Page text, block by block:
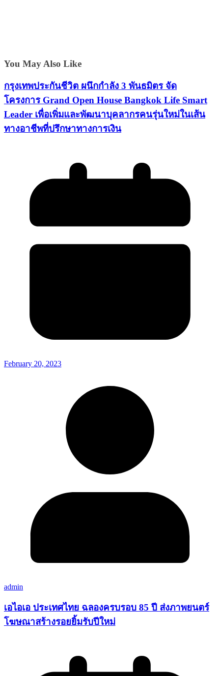
You May Also Like
กรุงเทพประกันชีวิต ผนึกกำลัง 3 พันธมิตร จัด
โครงการ Grand Open House Bangkok Life Smart
Leader เพื่อเพิ่มและพัฒนาบุคลากรคนรุ่นใหม่ในเส้น
ทางอาชีพที่ปรึกษาทางการเงิน
February 20, 2023
admin
เอไอเอ ประเทศไทย ฉลองครบรอบ 85 ปี ส่งภาพยนตร์
โฆษณาสร้างรอยยิ้มรับปีใหม่